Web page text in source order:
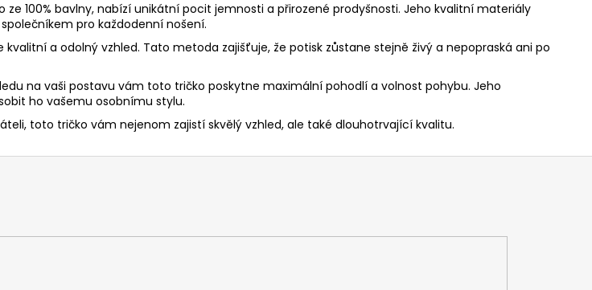
100% bavlny, nabízí unikátní pocit jemnosti a přirozené prodyšnosti. Jeho kvalitní materiály
pro každodenní nošení.
a odolný vzhled. Tato metoda zajišťuje, že potisk zůstane stejně živý a nepopraská ani po
na vaši postavu vám toto tričko poskytne maximální pohodlí a volnost pohybu. Jeho
ho vašemu osobnímu stylu.
toto tričko vám nejenom zajistí skvělý vzhled, ale také dlouhotrvající kvalitu.